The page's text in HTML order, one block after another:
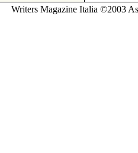
Writers Magazine Italia ©2003